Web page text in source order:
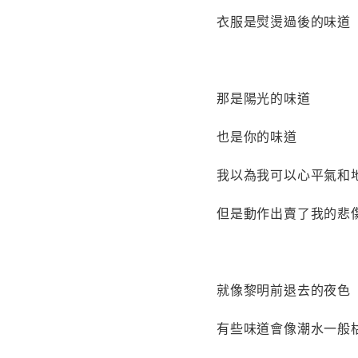
衣服是熨燙過後的味道
那是陽光的味道
也是你的味道
我以為我可以心平氣和
但是動作出賣了我的悲
就像黎明前退去的夜色
有些味道會像潮水一般